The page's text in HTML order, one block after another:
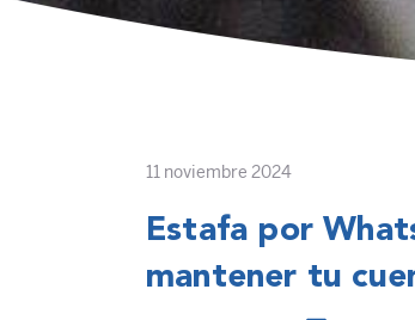
11 noviembre 2024
Estafa por
mantener tu